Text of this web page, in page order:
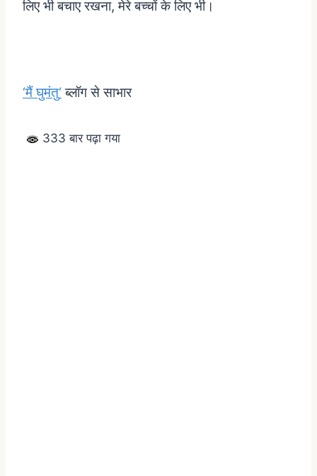
लिए भी बचाए रखना,मेरे बच्चों के लिए भी।
‘मैं घुमंतु‘ ब्लॉग से साभार
333 बार पढ़ा गया